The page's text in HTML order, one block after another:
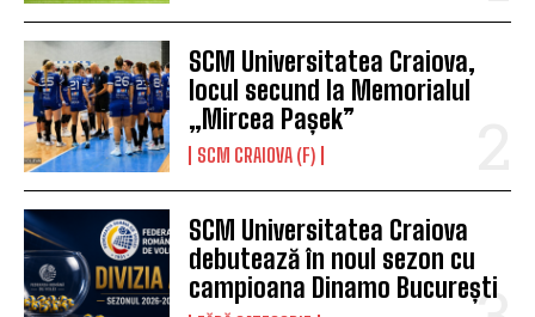
SCM Universitatea Craiova,
locul secund la Memorialul
„Mircea Pașek”
SCM CRAIOVA (F)
SCM Universitatea Craiova
debutează în noul sezon cu
campioana Dinamo București